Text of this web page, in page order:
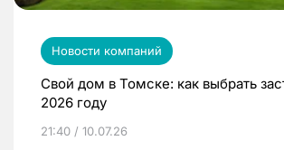
Новости компаний
Свой дом в Томске: как выбрать
2026 году
21:40 / 10.07.26